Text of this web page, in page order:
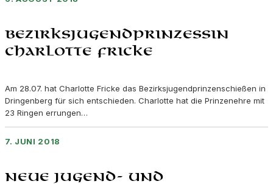
Bezirksjugendprinzessin
Charlotte Fricke
Am 28.07. hat Charlotte Fricke das Bezirksjugendprinzenschießen in
Dringenberg für sich entschieden. Charlotte hat die Prinzenehre mit
23 Ringen errungen…
7. JUNI 2018
Neue Jugend- und